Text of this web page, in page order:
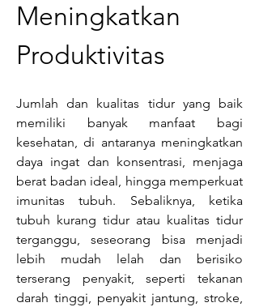
Meningkatkan
Produktivitas
Jumlah dan kualitas tidur yang baik
memiliki banyak manfaat bagi
kesehatan, di antaranya meningkatkan
daya ingat dan konsentrasi, menjaga
berat badan ideal, hingga memperkuat
imunitas tubuh. Sebaliknya, ketika
tubuh kurang tidur atau kualitas tidur
terganggu, seseorang bisa menjadi
lebih mudah lelah dan berisiko
terserang penyakit, seperti tekanan
darah tinggi, penyakit jantung, stroke,